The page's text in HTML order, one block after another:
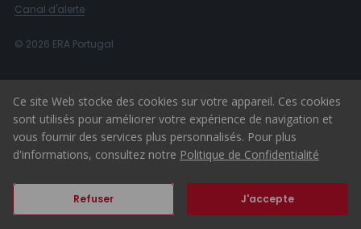
Canal d'alerte
© 2026 ERA Portugal
Ce site Web stocke des cookies sur votre appareil. Ces cookies
sont utilisés pour améliorer votre expérience de navigation et
vous fournir des services plus personnalisés. Pour plus
d'informations, consultez notre Politique de Confidentialité
Refuser J'accepte